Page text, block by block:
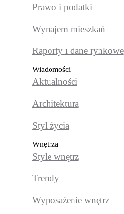
Prawo i podatki
Wynajem mieszkań
Raporty i dane rynkowe
Wiadomości
Aktualności
Architektura
Styl życia
Wnętrza
Style wnętrz
Trendy
Wyposażenie wnętrz